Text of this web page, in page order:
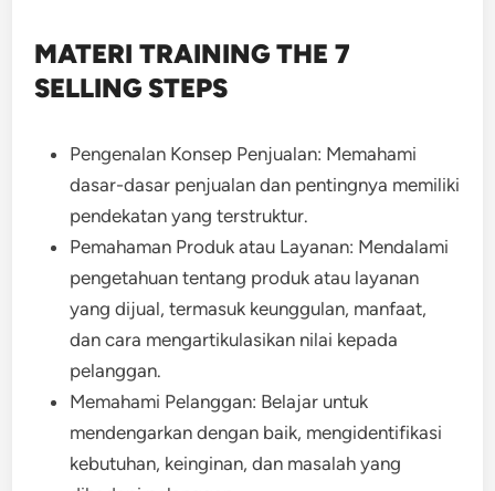
MATERI TRAINING THE 7
SELLING STEPS
Pengenalan Konsep Penjualan: Memahami
dasar-dasar penjualan dan pentingnya memiliki
pendekatan yang terstruktur.
Pemahaman Produk atau Layanan: Mendalami
pengetahuan tentang produk atau layanan
yang dijual, termasuk keunggulan, manfaat,
dan cara mengartikulasikan nilai kepada
pelanggan.
Memahami Pelanggan: Belajar untuk
mendengarkan dengan baik, mengidentifikasi
kebutuhan, keinginan, dan masalah yang